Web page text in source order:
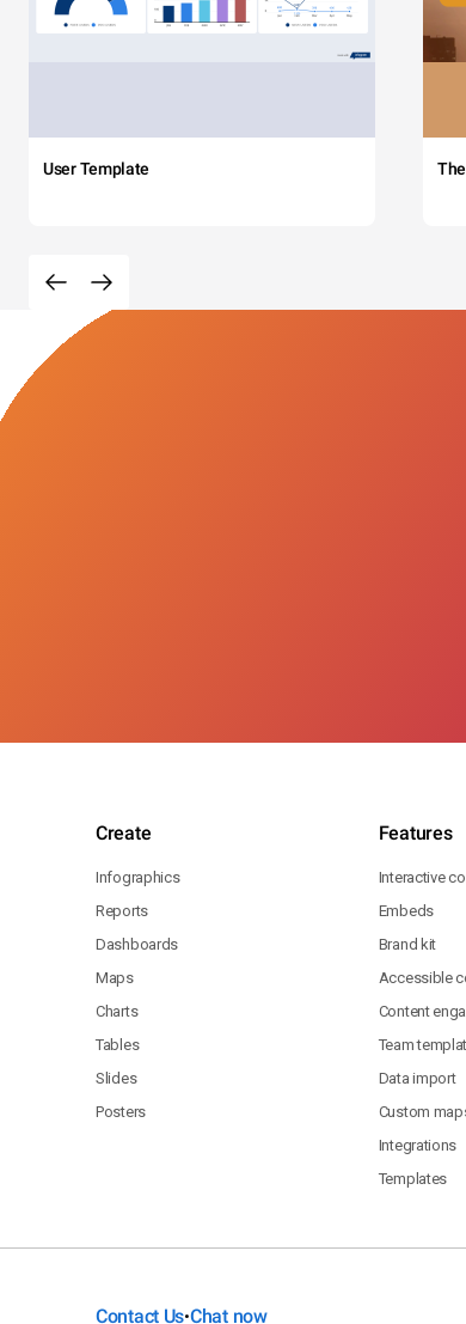
User Template
Create
Infographics
Reports
Dashboards
Maps
Charts
Tables
Slides
Posters
Features
Interactive
Embeds
Brand kit
Accessible
Content
Team
Data import
Custom
Integrations
Templates
Contact Us•Chat now